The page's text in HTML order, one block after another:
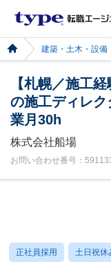
建築・土木・設備
【札幌／施工
の施工ディレ
業月30h
株式会社船場
お問い合わせ番号：
正社員採用 土日祝休